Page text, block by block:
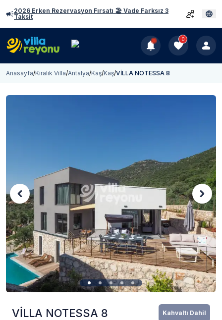
2026 Erken Rezervasyon Fırsatı 🏖️ Vade Farksız 3
Taksit
0
Anasayfa/Kiralık Villa/Antalya/Kaş/Kaş/VİLLA NOTESSA 8
VİLLA NOTESSA 8 Kahvaltı Dahil